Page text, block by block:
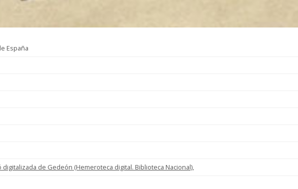
España
digitalizada de Gedeón (Hemeroteca digital. Biblioteca Nacional)